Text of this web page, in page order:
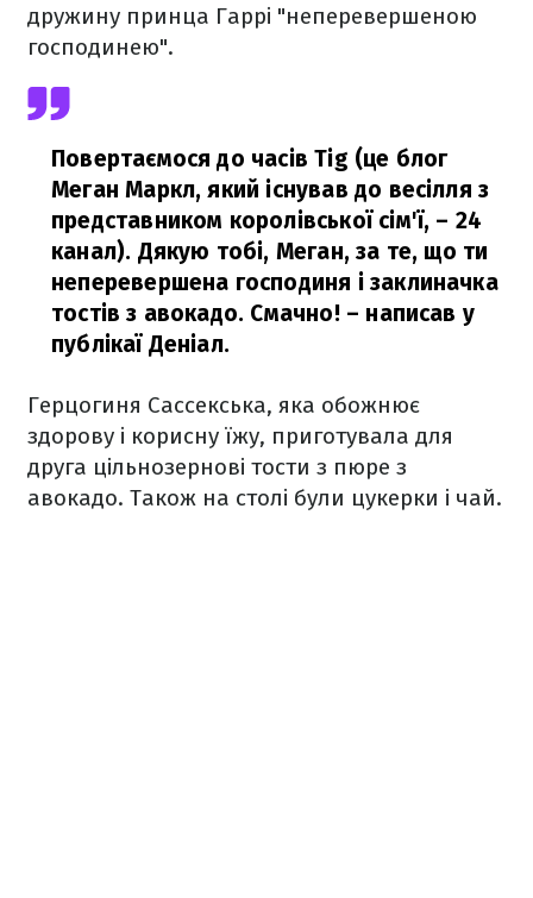
дружину принца Гаррі "неперевершеною
господинею".
Повертаємося до часів Tig (це блог
Меган Маркл, який існував до весілля з
представником королівської сім'ї, – 24
канал). Дякую тобі, Меган, за те, що ти
неперевершена господиня і заклиначка
тостів з авокадо. Смачно!– написав у
публікаї Деніал.
Герцогиня Сассекська, яка обожнює
здорову і корисну їжу, приготувала для
друга цільнозернові тости з пюре з
авокадо. Також на столі були цукерки і чай.